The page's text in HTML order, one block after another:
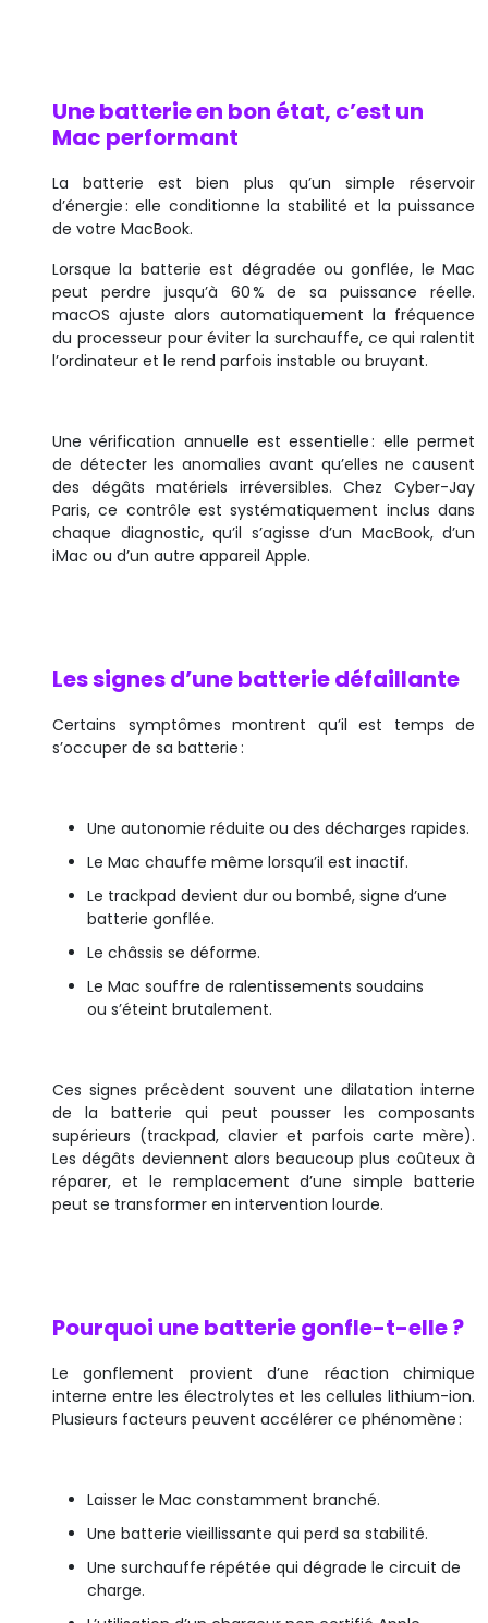
Une batterie en bon état, c’est un
Mac performant
La batterie est bien plus qu’un simple réservoir
d’énergie : elle conditionne la stabilité et la puissance
de votre MacBook.
Lorsque la batterie est dégradée ou gonflée, le Mac
peut perdre jusqu’à 60 % de sa puissance réelle.
macOS ajuste alors automatiquement la fréquence
du processeur pour éviter la surchauffe, ce qui ralentit
l’ordinateur et le rend parfois instable ou bruyant.
Une vérification annuelle est essentielle : elle permet
de détecter les anomalies avant qu’elles ne causent
des dégâts matériels irréversibles. Chez Cyber-Jay
Paris, ce contrôle est systématiquement inclus dans
chaque diagnostic, qu’il s’agisse d’un MacBook, d’un
iMac ou d’un autre appareil Apple.
Les signes d’une batterie défaillante
Certains symptômes montrent qu’il est temps de
s’occuper de sa batterie :
Une autonomie réduite ou des décharges rapides.
Le Mac chauffe même lorsqu’il est inactif.
Le trackpad devient dur ou bombé, signe d’une
batterie gonflée.
Le châssis se déforme.
Le Mac souffre de ralentissements soudains
ou s’éteint brutalement.
Ces signes précèdent souvent une dilatation interne
de la batterie qui peut pousser les composants
supérieurs (trackpad, clavier et parfois carte mère).
Les dégâts deviennent alors beaucoup plus coûteux à
réparer, et le remplacement d’une simple batterie
peut se transformer en intervention lourde.
Pourquoi une batterie gonfle-t-elle ?
Le gonflement provient d’une réaction chimique
interne entre les électrolytes et les cellules lithium-ion.
Plusieurs facteurs peuvent accélérer ce phénomène :
Laisser le Mac constamment branché.
Une batterie vieillissante qui perd sa stabilité.
Une surchauffe répétée qui dégrade le circuit de
charge.